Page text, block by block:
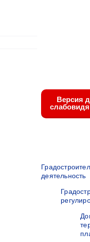
Версия
деятельность